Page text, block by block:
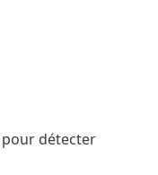
détecter